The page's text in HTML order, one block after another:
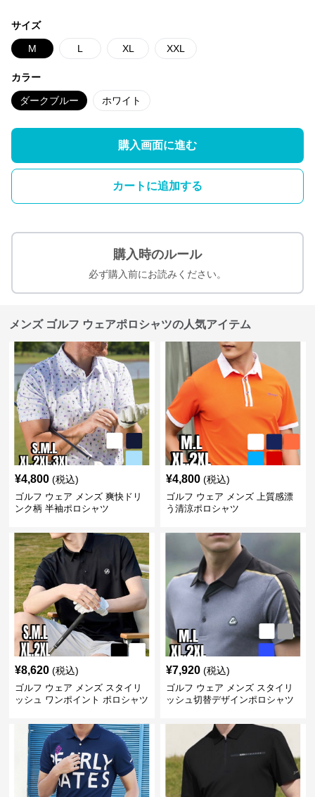
サイズ
M L XL XXL
カラー
ダークブルー ホワイト
購入画面に進む
カートに追加する
購入時のルール
必ず購入前にお読みください。
メンズ ゴルフ ウェアポロシャツの人気アイテム
¥4,800 (税込)
ゴルフ ウェア メンズ 爽快ドリ
ンク柄 半袖ポロシャツ
¥4,800 (税込)
ゴルフ ウェア メンズ 上質感漂
う清涼ポロシャツ
¥8,620 (税込)
ゴルフ ウェア メンズ スタイリ
ッシュ ワンポイント ポロシャツ
¥7,920 (税込)
ゴルフ ウェア メンズ スタイリ
ッシュ切替デザインポロシャツ